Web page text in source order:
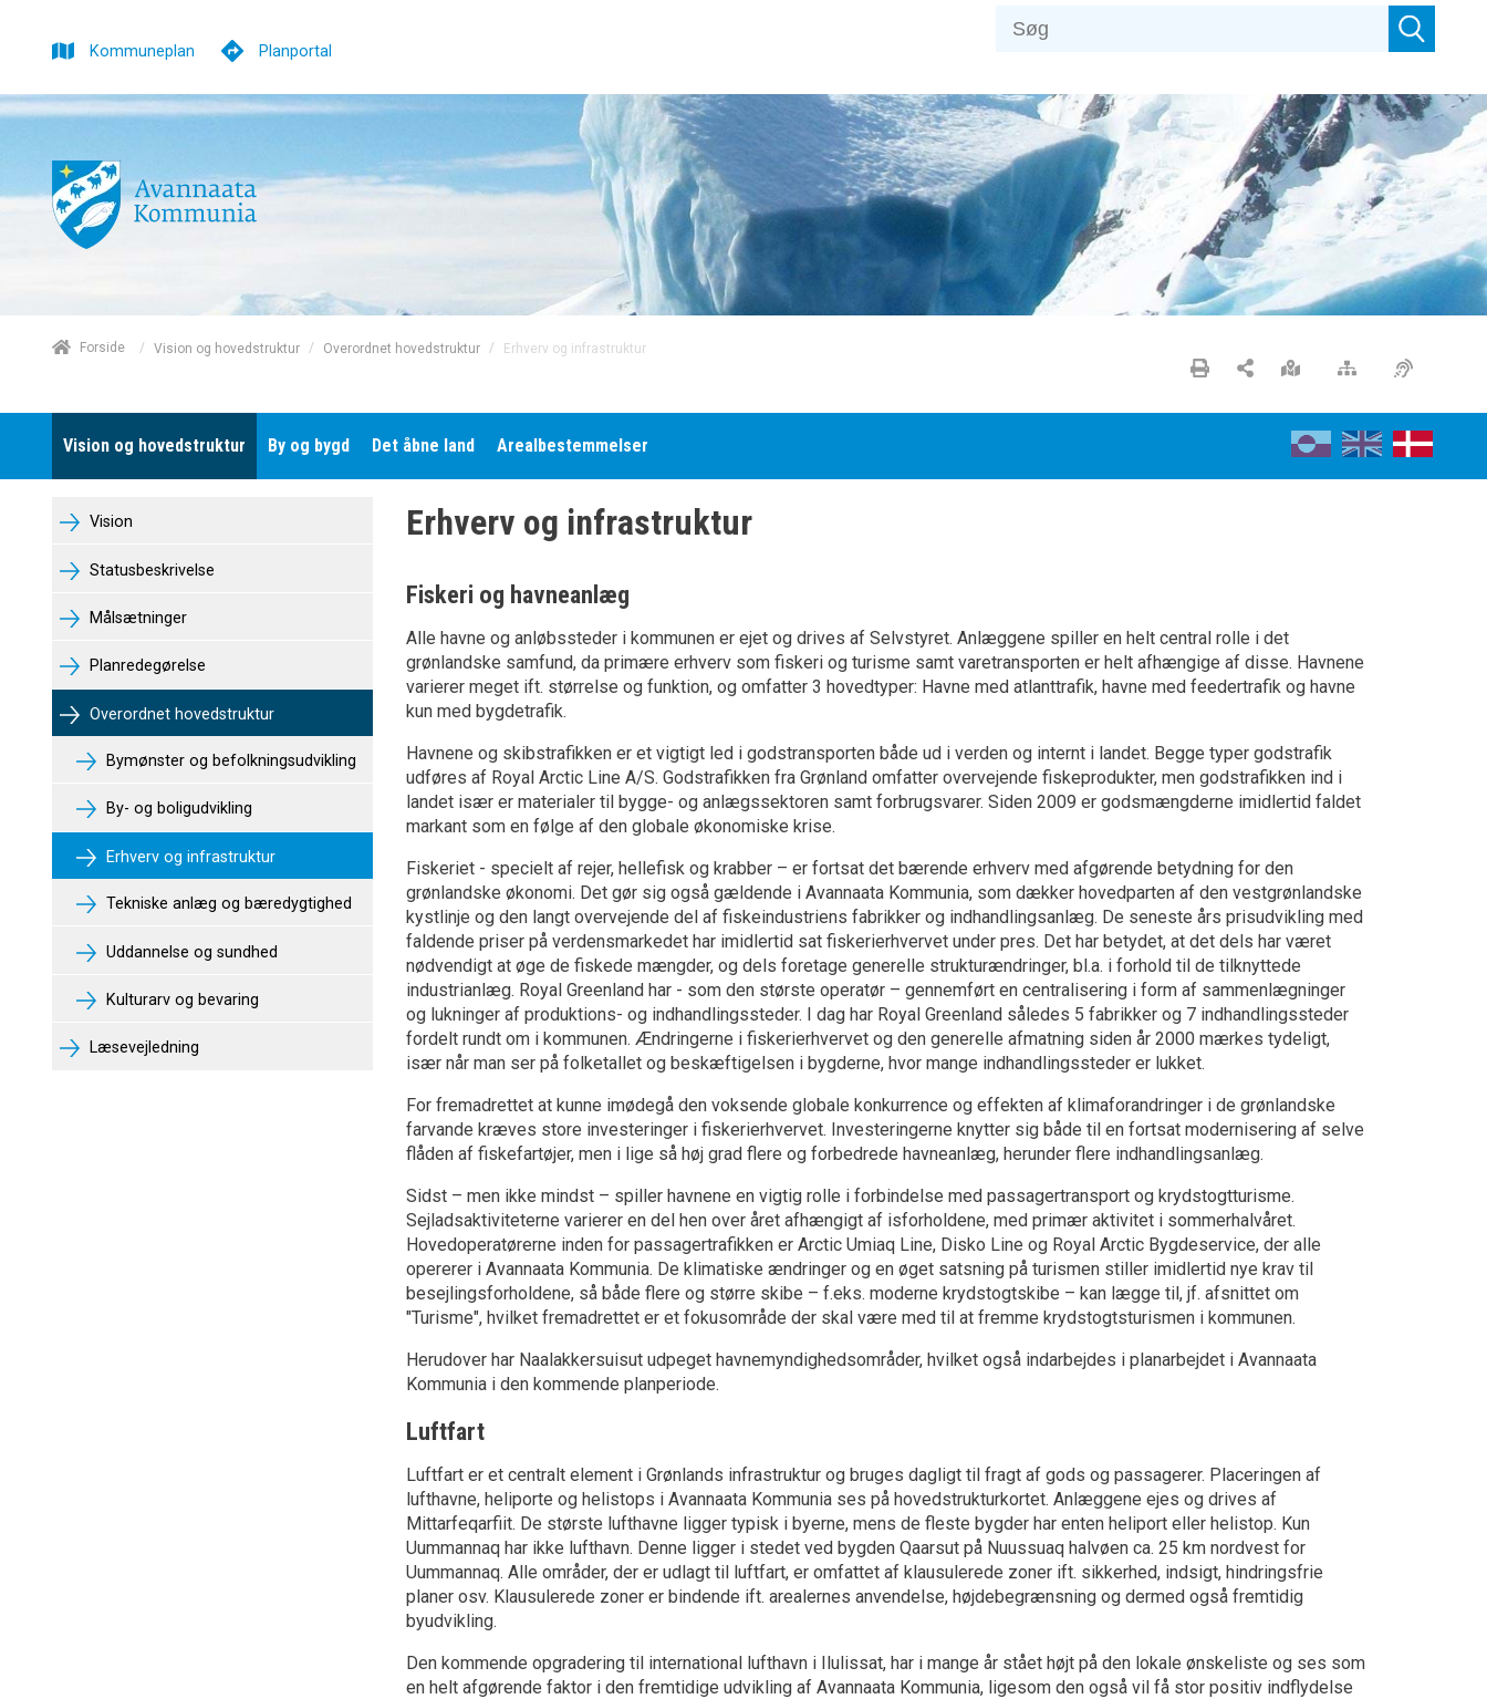
Kommuneplan Planportal
Forside / Vision og hovedstruktur / Overordnet hovedstruktur / Erhverv og infrastruktur
Vision og hovedstruktur By og bygd Det åbne land Arealbestemmelser
Vision
Statusbeskrivelse
Målsætninger
Planredegørelse
Overordnet hovedstruktur
Bymønster og befolkningsudvikling
By- og boligudvikling
Erhverv og infrastruktur
Tekniske anlæg og bæredygtighed
Uddannelse og sundhed
Kulturarv og bevaring
Læsevejledning
Erhverv og infrastruktur
Fiskeri og havneanlæg
Alle havne og anløbssteder i kommunen er ejet og drives af Selvstyret. Anlæggene spiller en helt central rolle i det
grønlandske samfund, da primære erhverv som fiskeri og turisme samt varetransporten er helt afhængige af disse. Havnene
varierer meget ift. størrelse og funktion, og omfatter 3 hovedtyper: Havne med atlanttrafik, havne med feedertrafik og havne
kun med bygdetrafik.
Havnene og skibstrafikken er et vigtigt led i godstransporten både ud i verden og internt i landet. Begge typer godstrafik
udføres af Royal Arctic Line A/S. Godstrafikken fra Grønland omfatter overvejende fiskeprodukter, men godstrafikken ind i
landet især er materialer til bygge- og anlægssektoren samt forbrugsvarer. Siden 2009 er godsmængderne imidlertid faldet
markant som en følge af den globale økonomiske krise.
Fiskeriet - specielt af rejer, hellefisk og krabber – er fortsat det bærende erhverv med afgørende betydning for den
grønlandske økonomi. Det gør sig også gældende i Avannaata Kommunia, som dækker hovedparten af den vestgrønlandske
kystlinje og den langt overvejende del af fiskeindustriens fabrikker og indhandlingsanlæg. De seneste års prisudvikling med
faldende priser på verdensmarkedet har imidlertid sat fiskerierhvervet under pres. Det har betydet, at det dels har været
nødvendigt at øge de fiskede mængder, og dels foretage generelle strukturændringer, bl.a. i forhold til de tilknyttede
industrianlæg. Royal Greenland har - som den største operatør – gennemført en centralisering i form af sammenlægninger
og lukninger af produktions- og indhandlingssteder. I dag har Royal Greenland således 5 fabrikker og 7 indhandlingssteder
fordelt rundt om i kommunen. Ændringerne i fiskerierhvervet og den generelle afmatning siden år 2000 mærkes tydeligt,
især når man ser på folketallet og beskæftigelsen i bygderne, hvor mange indhandlingssteder er lukket.
For fremadrettet at kunne imødegå den voksende globale konkurrence og effekten af klimaforandringer i de grønlandske
farvande kræves store investeringer i fiskerierhvervet. Investeringerne knytter sig både til en fortsat modernisering af selve
flåden af fiskefartøjer, men i lige så høj grad flere og forbedrede havneanlæg, herunder flere indhandlingsanlæg.
Sidst – men ikke mindst – spiller havnene en vigtig rolle i forbindelse med passagertransport og krydstogtturisme.
Sejladsaktiviteterne varierer en del hen over året afhængigt af isforholdene, med primær aktivitet i sommerhalvåret.
Hovedoperatørerne inden for passagertrafikken er Arctic Umiaq Line, Disko Line og Royal Arctic Bygdeservice, der alle
opererer i Avannaata Kommunia. De klimatiske ændringer og en øget satsning på turismen stiller imidlertid nye krav til
besejlingsforholdene, så både flere og større skibe – f.eks. moderne krydstogtskibe – kan lægge til, jf. afsnittet om
"Turisme", hvilket fremadrettet er et fokusområde der skal være med til at fremme krydstogtsturismen i kommunen.
Herudover har Naalakkersuisut udpeget havnemyndighedsområder, hvilket også indarbejdes i planarbejdet i Avannaata
Kommunia i den kommende planperiode.
Luftfart
Luftfart er et centralt element i Grønlands infrastruktur og bruges dagligt til fragt af gods og passagerer. Placeringen af
lufthavne, heliporte og helistops i Avannaata Kommunia ses på hovedstrukturkortet. Anlæggene ejes og drives af
Mittarfeqarfiit. De største lufthavne ligger typisk i byerne, mens de fleste bygder har enten heliport eller helistop. Kun
Uummannaq har ikke lufthavn. Denne ligger i stedet ved bygden Qaarsut på Nuussuaq halvøen ca. 25 km nordvest for
Uummannaq. Alle områder, der er udlagt til luftfart, er omfattet af klausulerede zoner ift. sikkerhed, indsigt, hindringsfrie
planer osv. Klausulerede zoner er bindende ift. arealernes anvendelse, højdebegrænsning og dermed også fremtidig
byudvikling.
Den kommende opgradering til international lufthavn i Ilulissat, har i mange år stået højt på den lokale ønskeliste og ses som
en helt afgørende faktor i den fremtidige udvikling af Avannaata Kommunia, ligesom den også vil få stor positiv indflydelse